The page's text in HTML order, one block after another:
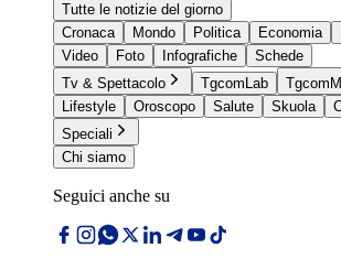
Tutte le notizie del giorno
Cronaca
Mondo Politica Economia
Video
Foto Infografiche
Schede
Tv & Spettacolo
TgcomLab
Lifestyle
Oroscopo Salute Skuola
Speciali
Chi siamo
Seguici anche su